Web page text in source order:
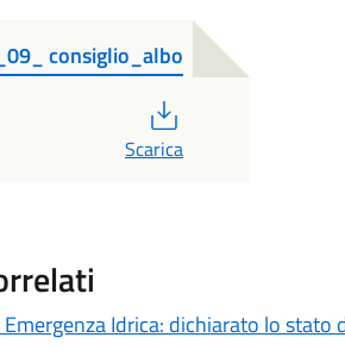
consiglio_albo
Scarica
Emergenza Idrica: dichiarato lo stato